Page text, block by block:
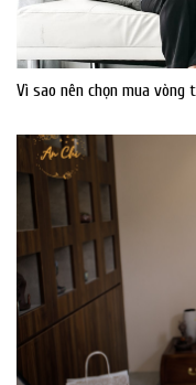
Vì sao nên chọn mua